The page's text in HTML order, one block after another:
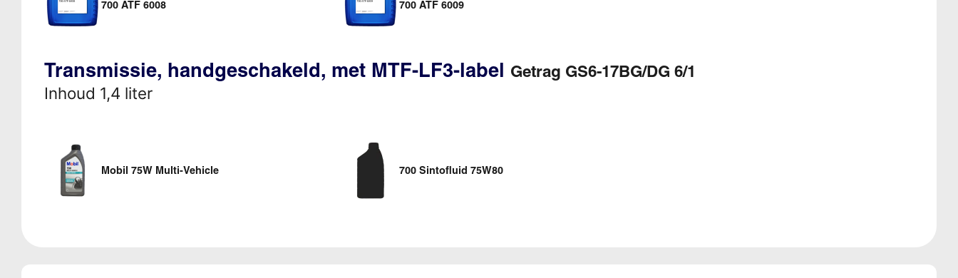
700 ATF 6008 700 ATF 6009
Transmissie, handgeschakeld, met MTF-LF3-label Getrag GS6-17BG/DG 6/1
Inhoud 1,4 liter
Mobil 75W Multi-Vehicle 700 Sintofluid 75W80